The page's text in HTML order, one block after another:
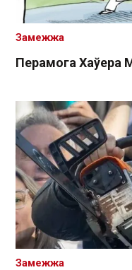
Перамога Хаўера
Замежжа
Замежжа